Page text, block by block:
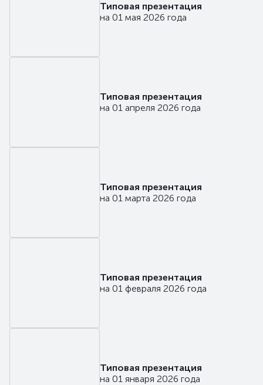
Типовая презентация
на 01 мая 2026 года
Типовая презентация
на 01 апреля 2026 года
Типовая презентация
на 01 марта 2026 года
Типовая презентация
на 01 февраля 2026 года
Типовая презентация
на 01 января 2026 года